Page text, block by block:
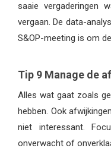
saaie vergaderingen
vergaan. De data-
S&OP-meeting is om
Tip 9 Manage de
Alles wat gaat zoals
hebben. Ook
niet interessant.
onverwacht of